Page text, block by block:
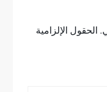
الحقول الإلزامية